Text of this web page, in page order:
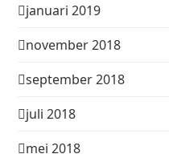
januari 2019
november 2018
september 2018
juli 2018
mei 2018